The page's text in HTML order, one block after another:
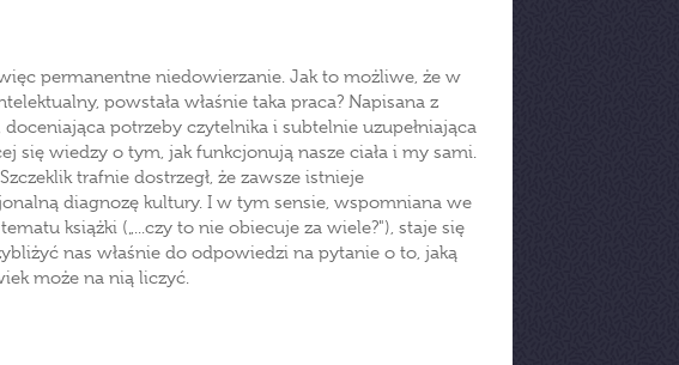
permanentne niedowierzanie. Jak to możliwe, że w
powstała właśnie taka praca? Napisana z
potrzeby czytelnika i subtelnie uzupełniająca
się wiedzy o tym, jak funkcjonują nasze ciała i my sami.
trafnie dostrzegł, że zawsze istnieje
diagnozę kultury. I w tym sensie, wspomniana we
książki („...czy to nie obiecuje za wiele?"), staje się
nas właśnie do odpowiedzi na pytanie o to, jaką
może na nią liczyć.